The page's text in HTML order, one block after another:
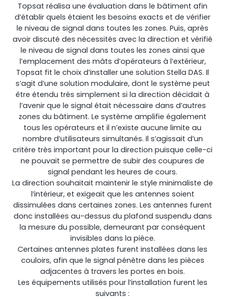
Topsat réalisa une évaluation dans le bâtiment afin
d’établir quels étaient les besoins exacts et de vérifier
le niveau de signal dans toutes les zones. Puis, après
avoir discuté des nécessités avec la direction et vérifié
le niveau de signal dans toutes les zones ainsi que
l’emplacement des mâts d’opérateurs à l’extérieur,
Topsat fit le choix d’installer une solution Stella DAS. Il
s’agit d’une solution modulaire, dont le système peut
être étendu très simplement si la direction décidait à
l’avenir que le signal était nécessaire dans d’autres
zones du bâtiment. Le système amplifie également
tous les opérateurs et il n’existe aucune limite au
nombre d’utilisateurs simultanés. Il s’agissait d’un
critère très important pour la direction puisque celle-ci
ne pouvait se permettre de subir des coupures de
signal pendant les heures de cours.
La direction souhaitait maintenir le style minimaliste de
l’intérieur, et exigeait que les antennes soient
dissimulées dans certaines zones. Les antennes furent
donc installées au-dessus du plafond suspendu dans
la mesure du possible, demeurant par conséquent
invisibles dans la pièce.
Certaines antennes plates furent installées dans les
couloirs, afin que le signal pénètre dans les pièces
adjacentes à travers les portes en bois.
Les équipements utilisés pour l’installation furent les
suivants :